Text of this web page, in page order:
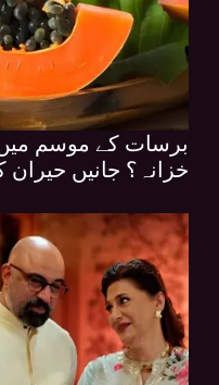
برسات کے موسم
خزانہ؟ جانیں حیران